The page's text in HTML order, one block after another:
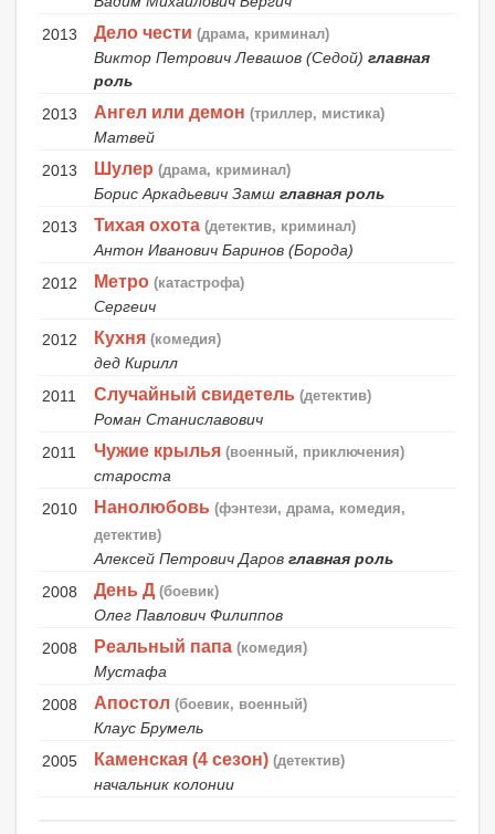
2013
Дело чести (драма, криминал)
Виктор Петрович Левашов (Седой) главная
роль
2013
Ангел или демон (триллер, мистика)
Матвей
2013
Шулер (драма, криминал)
Борис Аркадьевич Замш главная роль
2013
Тихая охота (детектив, криминал)
Антон Иванович Баринов (Борода)
2012
Метро (катастрофа)
Сергеич
2012
Кухня (комедия)
дед Кирилл
2011
Случайный свидетель (детектив)
Роман Станиславович
2011
Чужие крылья (военный, приключения)
староста
2010
Нанолюбовь (фэнтези, драма, комедия,
детектив)
Алексей Петрович Даров главная роль
2008
День Д (боевик)
Олег Павлович Филиппов
2008
Реальный папа (комедия)
Мустафа
2008
Апостол (боевик, военный)
Клаус Брумель
2005
Каменская (4 сезон) (детектив)
начальник колонии